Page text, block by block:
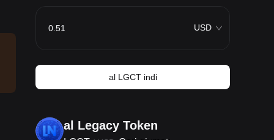
USD
al LGCT indi
al Legacy Token